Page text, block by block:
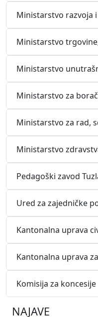
Ministarstvo razvoja
Ministarstvo
Ministarstvo
Ministarstvo za
Ministarstvo za rad,
Ministarstvo
Pedagoški zavod
Ured za zajedničke
Kantonalna uprava
Kantonalna uprava
Komisija za koncesije
NAJAVE